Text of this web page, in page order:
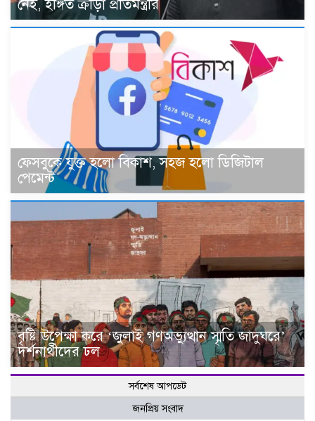
নেই, ইঙ্গিত ক্রীড়া প্রতিমন্ত্রীর
ফেসবুকে যুক্ত হলো বিকাশ, সহজ হলো ডিজিটাল
পেমেন্ট
বৃষ্টি উপেক্ষা করে ‘জুলাই গণঅভ্যুত্থান স্মৃতি জাদুঘরে’
দর্শনার্থীদের ঢল
সর্বশেষ আপডেট
জনপ্রিয় সংবাদ